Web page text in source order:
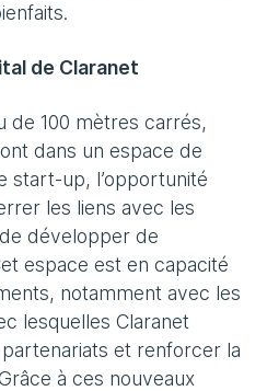
de Claranet
de 100 mètres carrés,
dans un espace de
start-up, l’opportunité
les liens avec les
développer de
espace est en capacité
notamment avec les
lesquelles Claranet
et renforcer la
à ces nouveaux